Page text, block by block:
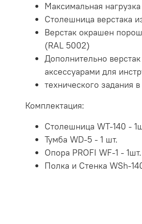
Максимальная
Столешница верстака
Верстак окрашен
(RAL 5002)
Дополнительно
аксессуарами для
технического задания
Комплектация:
Столешница WT-140 -
Тумба WD-5 - 1 шт.
Опора PROFI WF-1 - 1шт.
Полка и Стенка WSh-